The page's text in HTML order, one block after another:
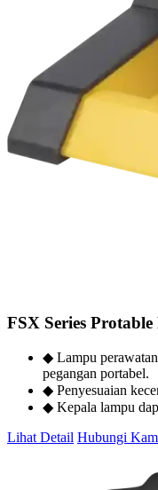
FSX Series
◆ Lampu
pegangan portabel.
◆ Penyesuaian
◆ Kepala lampu
Lihat Detail Hubungi